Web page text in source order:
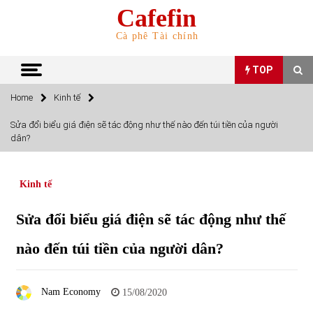
Cafefin
Cà phê Tài chính
TOP
TOP
Top 10 mặt hàng Việt Nam nhập khẩu nhiều nhất tháng
5/2022
5/2022
Home Kinh tế
Sửa đổi biểu giá điện sẽ tác động như thế nào đến túi tiền của người
dân?
Kinh tế
Sửa đổi biểu giá điện sẽ tác động như thế
nào đến túi tiền của người dân?
Nam Economy 15/08/2020